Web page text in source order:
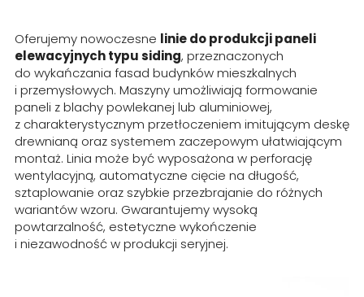
Oferujemy nowoczesne linie do produkcji paneli
elewacyjnych typu siding, przeznaczonych
do wykańczania fasad budynków mieszkalnych
i przemysłowych. Maszyny umożliwiają formowanie
paneli z blachy powlekanej lub aluminiowej,
z charakterystycznym przetłoczeniem imitującym deskę
drewnianą oraz systemem zaczepowym ułatwiającym
montaż. Linia może być wyposażona w perforację
wentylacyjną, automatyczne cięcie na długość,
sztaplowanie oraz szybkie przezbrajanie do różnych
wariantów wzoru. Gwarantujemy wysoką
powtarzalność, estetyczne wykończenie
i niezawodność w produkcji seryjnej.